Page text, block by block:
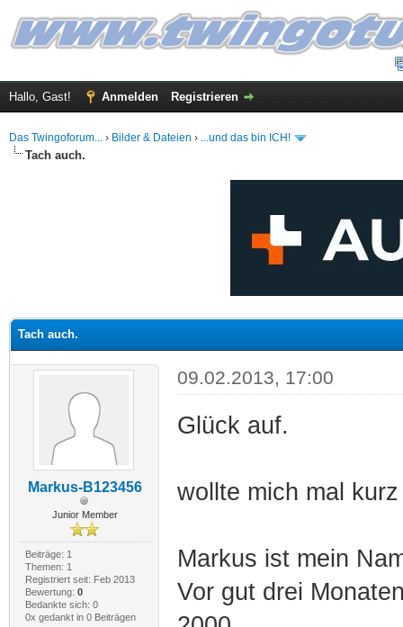
Hallo, Gast! Anmelden Registrieren
Das Twingoforum... › Bilder & Dateien › ...und das bin ICH!
Tach auch.
Tach auch.
Markus-B123456
Junior Member
Beiträge: 1
Themen: 1
Registriert seit: Feb 2013
Bewertung: 0
Bedankte sich: 0
0x gedankt in 0 Beiträgen
09.02.2013, 17:00
Glück auf.
wollte mich mal
Markus ist mein
Vor gut drei